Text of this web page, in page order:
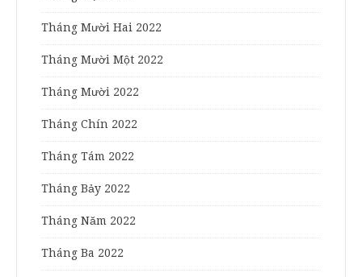
Tháng Mười Hai 2022
Tháng Mười Một 2022
Tháng Mười 2022
Tháng Chín 2022
Tháng Tám 2022
Tháng Bảy 2022
Tháng Năm 2022
Tháng Ba 2022